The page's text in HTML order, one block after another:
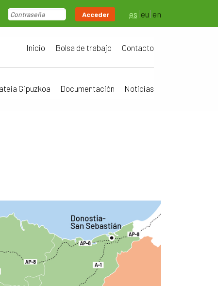
Acceder es eu en
Inicio Bolsa de trabajo Contacto
ateia Gipuzkoa Documentación Noticias